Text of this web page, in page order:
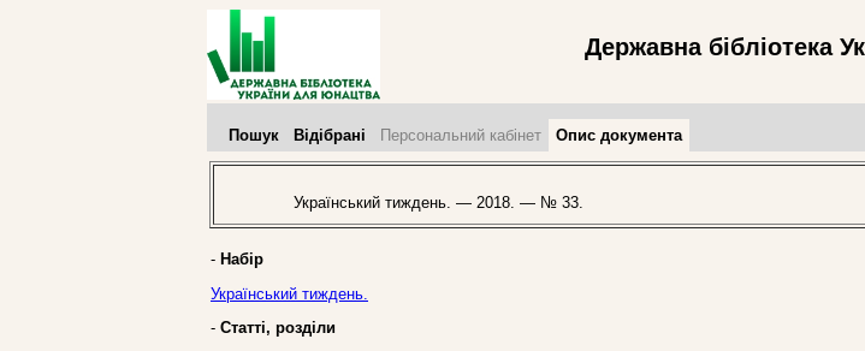
Державна бібліотека
Пошук Відібрані Персональний кабінет Опис документа
Український тиждень. — 2018. — № 33.
- Набір
Український тиждень.
- Статті, розділи